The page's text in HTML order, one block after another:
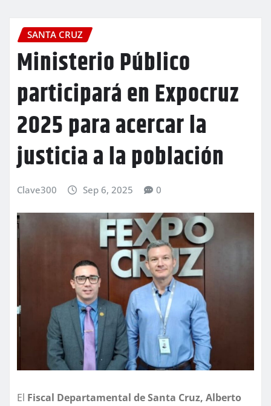
SANTA CRUZ
Ministerio Público
participará en Expocruz
2025 para acercar la
justicia a la población
Clave300 Sep 6, 2025 0
El Fiscal Departamental de Santa Cruz, Alberto